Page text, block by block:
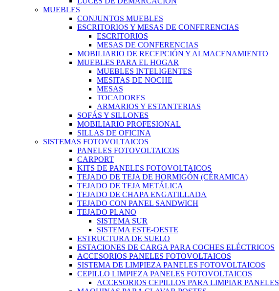
MUEBLES
CONJUNTOS MUEBLES
ESCRITORIOS Y MESAS DE CONFERENCIAS
ESCRITORIOS
MESAS DE CONFERENCIAS
MOBILIARIO DE RECEPCIÓN Y ALMACENAMIENTO
MUEBLES PARA EL HOGAR
MUEBLES INTELIGENTES
MESITAS DE NOCHE
MESAS
TOCADORES
ARMARIOS Y ESTANTERIAS
SOFÁS Y SILLONES
MOBILIARIO PROFESIONAL
SILLAS DE OFICINA
SISTEMAS FOTOVOLTAICOS
PANELES FOTOVOLTAICOS
CARPORT
KITS DE PANELES FOTOVOLTAICOS
TEJADO DE TEJA DE HORMIGÓN (CÉRAMICA)
TEJADO DE TEJA METÁLICA
TEJADO DE CHAPA ENGATILLADA
TEJADO CON PANEL SANDWICH
TEJADO PLANO
SISTEMA SUR
SISTEMA ESTE-OESTE
ESTRUCTURA DE SUELO
ESTACIONES DE CARGA PARA COCHES ELÉCTRICOS
ACCESORIOS PANELES FOTOVOLTAICOS
SISTEMA DE LIMPIEZA PANELES FOTOVOLTAICOS
CEPILLO LIMPIEZA PANELES FOTOVOLTAICOS
ACCESORIOS CEPILLOS PARA LIMPIAR PANELES